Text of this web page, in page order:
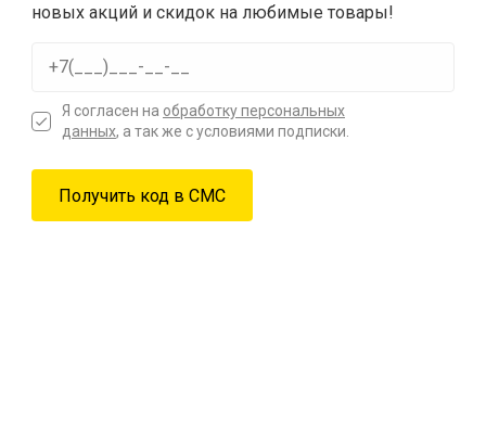
новых акций и скидок на любимые товары!
Я согласен на обработку персональных
данных, а так же с условиями подписки.